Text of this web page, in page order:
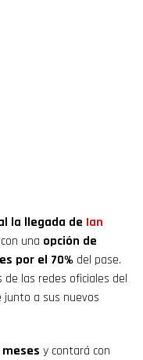
la llegada de Ian
una opción de
por el 70% del pase.
las redes oficiales del
a sus nuevos
meses y contará con